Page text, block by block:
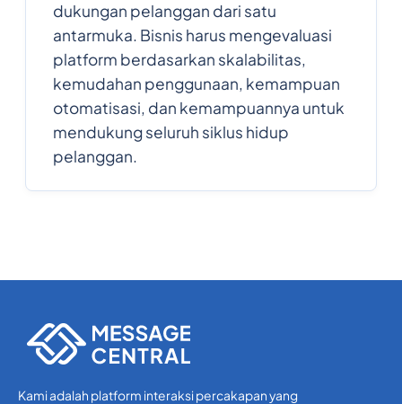
dukungan pelanggan dari satu
antarmuka. Bisnis harus mengevaluasi
platform berdasarkan skalabilitas,
kemudahan penggunaan, kemampuan
otomatisasi, dan kemampuannya untuk
mendukung seluruh siklus hidup
pelanggan.
Kami adalah platform interaksi percakapan yang